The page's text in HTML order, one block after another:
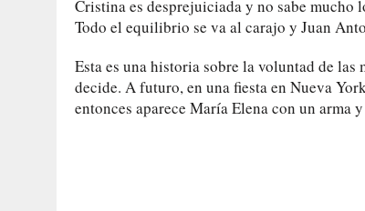
Cristina es desprejuiciada y no sabe mucho
Todo el equilibrio se va al carajo y Juan
Esta es una historia sobre la voluntad de
decide. A futuro, en una fiesta en Nueva
entonces aparece María Elena con un arma